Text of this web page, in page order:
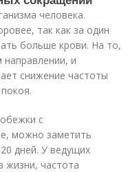
человека.
так как за один
больше крови. На то,
направлении, и
снижение частоты
с
можно заметить
дней. У ведущих
жизни, частота